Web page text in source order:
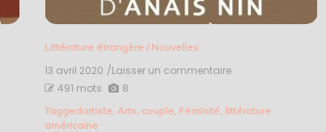
Littérature étrangère/ Nouvelles
13 avril 2020 /Laisser un commentaireon
et
491 mots 8
Taggedartiste, Arts couple, Féminité littérature
américaine